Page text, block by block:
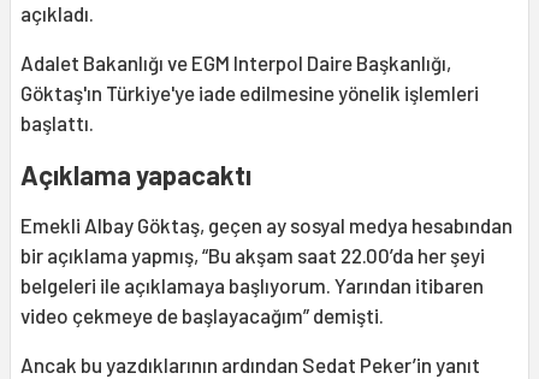
açıkladı.
Adalet Bakanlığı ve EGM Interpol Daire Başkanlığı,
Göktaş'ın Türkiye'ye iade edilmesine yönelik işlemleri
başlattı.
Açıklama yapacaktı
Emekli Albay Göktaş, geçen ay sosyal medya hesabından
bir açıklama yapmış, “Bu akşam saat 22.00’da her şeyi
belgeleri ile açıklamaya başlıyorum. Yarından itibaren
video çekmeye de başlayacağım” demişti.
Ancak bu yazdıklarının ardından Sedat Peker’in yanıt